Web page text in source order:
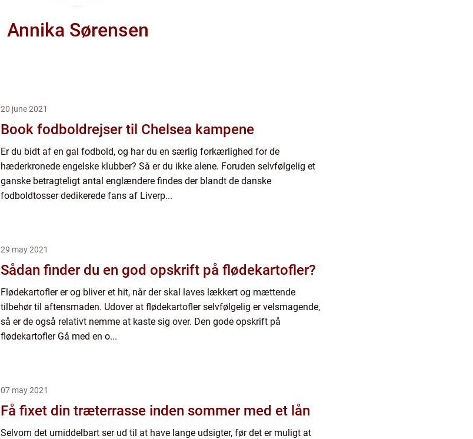
Annika Sørensen
20 june 2021
Book fodboldrejser til Chelsea kampene
Er du bidt af en gal fodbold, og har du en særlig forkærlighed for de
hæderkronede engelske klubber? Så er du ikke alene. Foruden selvfølgelig et
ganske betragteligt antal englændere findes der blandt de danske
fodboldtosser dedikerede fans af Liverp...
29 may 2021
Sådan finder du en god opskrift på flødekartofler?
Flødekartofler er og bliver et hit, når der skal laves lækkert og mættende
tilbehør til aftensmaden. Udover at flødekartofler selvfølgelig er velsmagende,
så er de også relativt nemme at kaste sig over. Den gode opskrift på
flødekartofler Gå med en o...
07 may 2021
Få fixet din træterrasse inden sommer med et lån
Selvom det umiddelbart ser ud til at have lange udsigter, før det er muligt at